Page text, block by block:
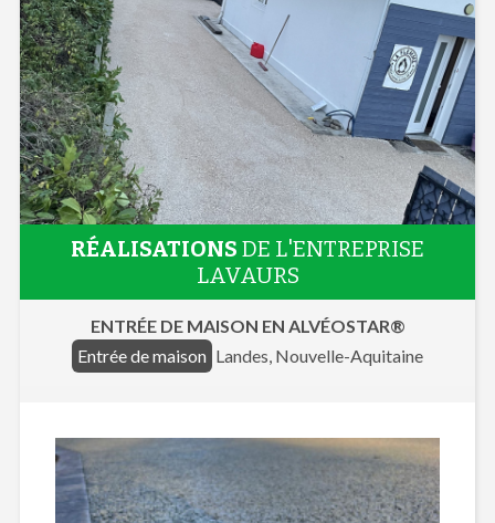
RÉALISATIONS DE L'ENTREPRISE
LAVAURS
ENTRÉE DE MAISON EN ALVÉOSTAR®
Entrée de maison Landes, Nouvelle-Aquitaine